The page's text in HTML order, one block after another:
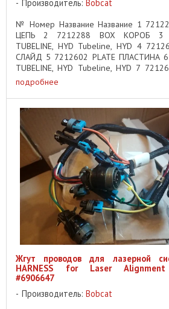
Производитель: Bobcat
№ Номер Название Название 1
ЦЕПЬ 2 7212288 BOX КОРОБ 3
TUBELINE, HYD Tubeline, HYD 4
СЛАЙД 5 7212602 PLATE ПЛАСТИНА
TUBELINE, HYD Tubeline, HYD 7
ПЛАСТИНА 8 7213658 PLATE
7213660 ...
подробнее
Жгут проводов для лазерной
HARNESS for Laser
#6906647
Производитель: Bobcat